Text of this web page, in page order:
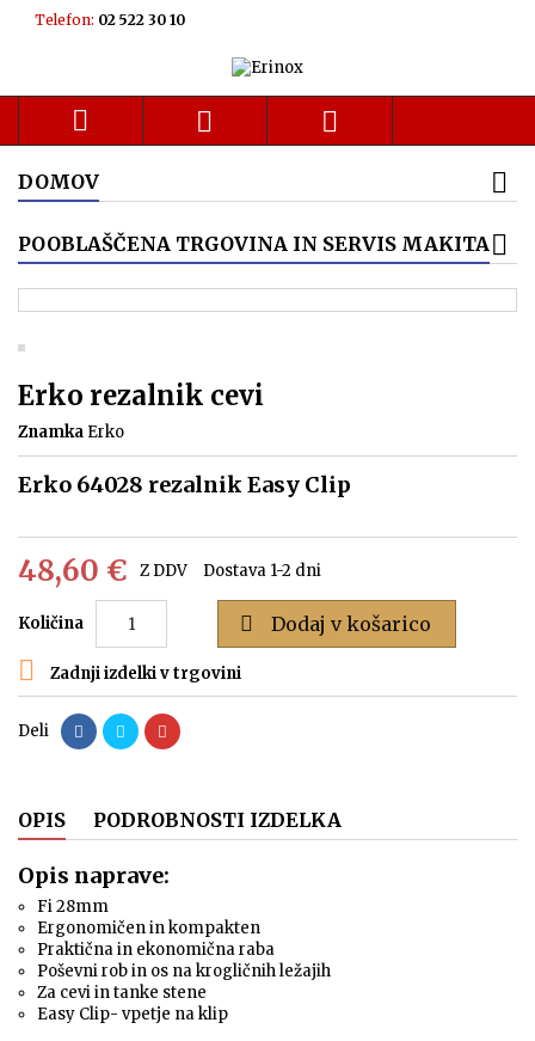
Telefon: 02 522 30 10
  
DOMOV
POOBLAŠČENA TRGOVINA IN SERVIS MAKITA
Erko rezalnik cevi
Znamka Erko
Erko 64028 rezalnik Easy Clip
48,60 € Z DDV Dostava 1-2 dni
Količina  Dodaj v košarico
 Zadnji izdelki v trgovini
Deli
OPIS PODROBNOSTI IZDELKA
Opis naprave:
Fi 28mm
Ergonomičen in kompakten
Praktična in ekonomična raba
Poševni rob in os na krogličnih ležajih
Za cevi in tanke stene
Easy Clip- vpetje na klip